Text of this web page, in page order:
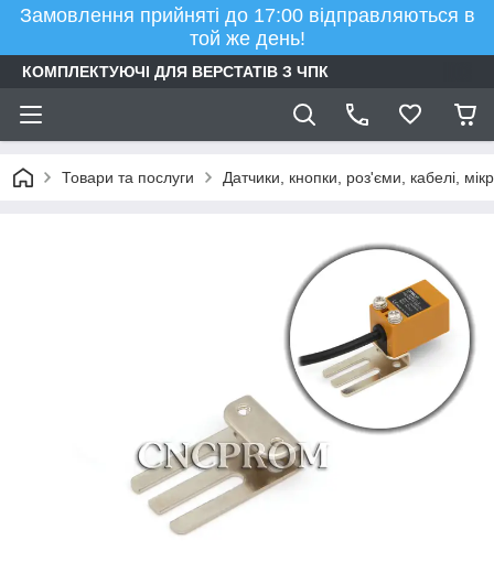
Замовлення прийняті до 17:00 відправляються в
той же день!
КОМПЛЕКТУЮЧІ ДЛЯ ВЕРСТАТІВ З ЧПК
Товари та послуги Датчики, кнопки, роз'єми, кабелі,